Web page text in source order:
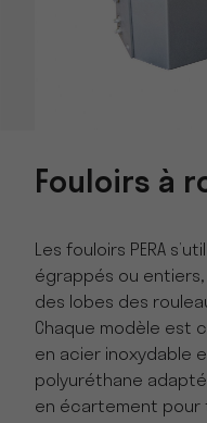
Fouloirs à
Les fouloirs PERA
égrappés ou
des lobes des
Chaque modèle est
en acier inoxydable
polyuréthane
en écartement pour